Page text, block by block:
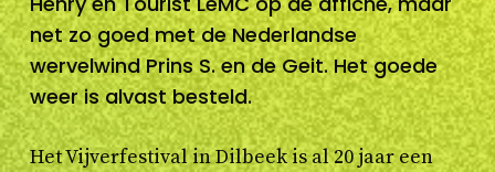
net zo goed met de Nederlandse
wervelwind Prins S. en de Geit. Het goede
weer is alvast besteld.
Het Vijverfestival in Dilbeek is al 20 jaar een